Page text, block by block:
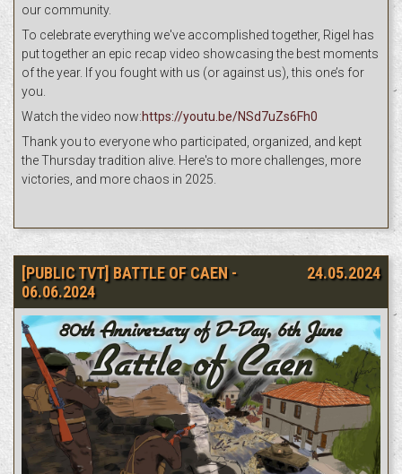
our community.
To celebrate everything we've accomplished together, Rigel has
put together an epic recap video showcasing the best moments
of the year. If you fought with us (or against us), this one’s for
you.
Watch the video now:https://youtu.be/NSd7uZs6Fh0
Thank you to everyone who participated, organized, and kept
the Thursday tradition alive. Here's to more challenges, more
victories, and more chaos in 2025.
24.05.2024
[PUBLIC TVT] BATTLE OF CAEN -
06.06.2024